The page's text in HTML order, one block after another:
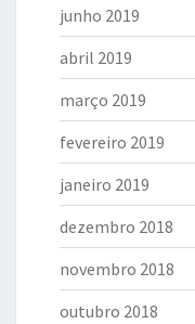
junho 2019
abril 2019
março 2019
fevereiro 2019
janeiro 2019
dezembro 2018
novembro 2018
outubro 2018